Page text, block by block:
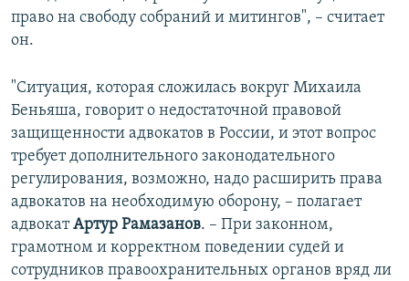
право на свободу собраний и митингов", – считает
он.
"Ситуация, которая сложилась вокруг Михаила
Беньяша, говорит о недостаточной правовой
защищенности адвокатов в России, и этот вопрос
требует дополнительного законодательного
регулирования, возможно, надо расширить права
адвокатов на необходимую оборону, – полагает
адвокатАртур Рамазанов. – При законном,
грамотном и корректном поведении судей и
сотрудников правоохранительных органов вряд ли